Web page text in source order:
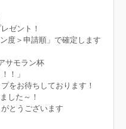
ゼント！
度＞申請順」で確定します
サモラン杯
！」
をお待ちしております！
した～！
とうございます